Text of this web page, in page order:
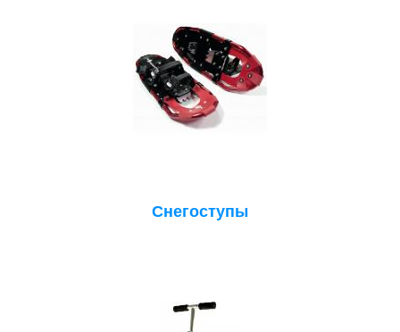
Снегоступы